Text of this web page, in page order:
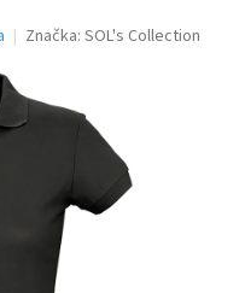
Značka: SOL's Collection